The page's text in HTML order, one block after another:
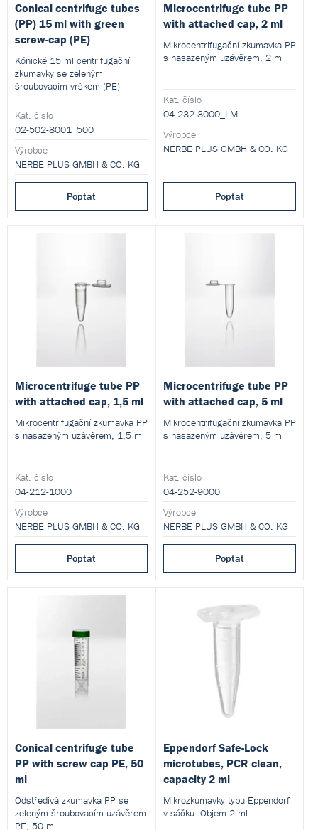
Conical centrifuge tubes
(PP) 15 ml with green
screw-cap (PE)
Kónické 15 ml centrifugační
zkumavky se zeleným
šroubovacím vrškem (PE)
Kat. číslo
02-502-8001_500
Výrobce
NERBE PLUS GMBH & CO. KG
Poptat
Microcentrifuge tube PP
with attached cap, 2 ml
Mikrocentrifugační zkumavka PP
s nasazeným uzávěrem, 2 ml
Kat. číslo
04-232-3000_LM
Výrobce
NERBE PLUS GMBH & CO. KG
Poptat
Microcentrifuge tube PP
with attached cap, 1,5 ml
Mikrocentrifugační zkumavka PP
s nasazeným uzávěrem, 1,5 ml
Kat. číslo
04-212-1000
Výrobce
NERBE PLUS GMBH & CO. KG
Poptat
Microcentrifuge tube PP
with attached cap, 5 ml
Mikrocentrifugační zkumavka PP
s nasazeným uzávěrem, 5 ml
Kat. číslo
04-252-9000
Výrobce
NERBE PLUS GMBH & CO. KG
Poptat
Conical centrifuge tube
PP with screw cap PE, 50
ml
Odstředivá zkumavka PP se
zeleným šroubovacím uzávěrem
PE, 50 ml
Eppendorf Safe-Lock
microtubes, PCR clean,
capacity 2 ml
Mikrozkumavky typu Eppendorf
v sáčku. Objem 2 ml.